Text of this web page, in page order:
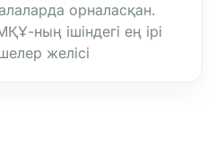
орналасқан.
ның ішіндегі ең ірі
желісі